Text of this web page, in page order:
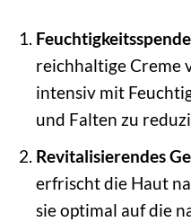
reichhaltige Creme
intensiv mit
und Falten zu
Revitalisierendes
erfrischt die Haut
sie optimal auf die